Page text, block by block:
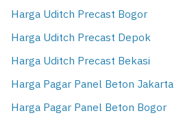
Harga Uditch Precast Bogor
Harga Uditch Precast Depok
Harga Uditch Precast Bekasi
Harga Pagar Panel Beton Jakarta
Harga Pagar Panel Beton Bogor